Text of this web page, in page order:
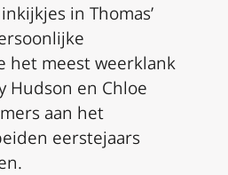
in Thomas’
het meest weerklank
Hudson en Chloe
aan het
eerstejaars